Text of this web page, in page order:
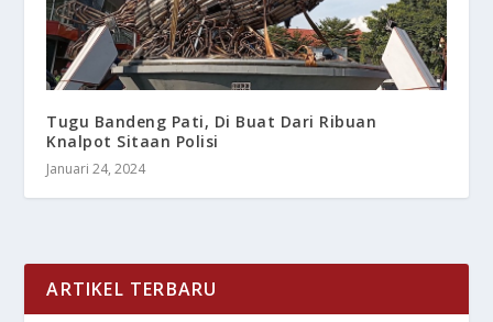
Tugu Bandeng Pati, Di Buat Dari Ribuan
Knalpot Sitaan Polisi
Januari 24, 2024
ARTIKEL TERBARU